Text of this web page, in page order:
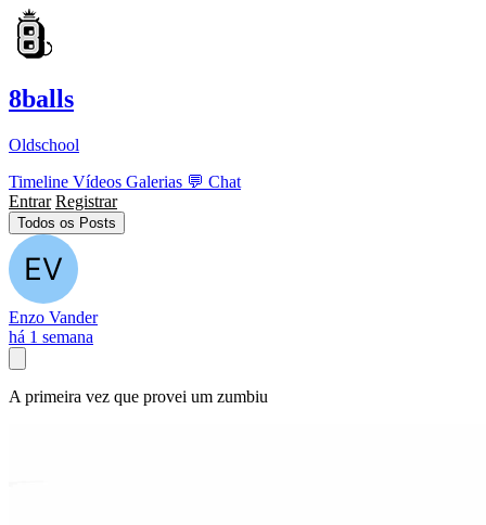
8balls
Oldschool
Timeline Vídeos Galerias 💬 Chat
Entrar Registrar
Todos os Posts
Enzo Vander
há 1 semana
A primeira vez que provei um zumbiu